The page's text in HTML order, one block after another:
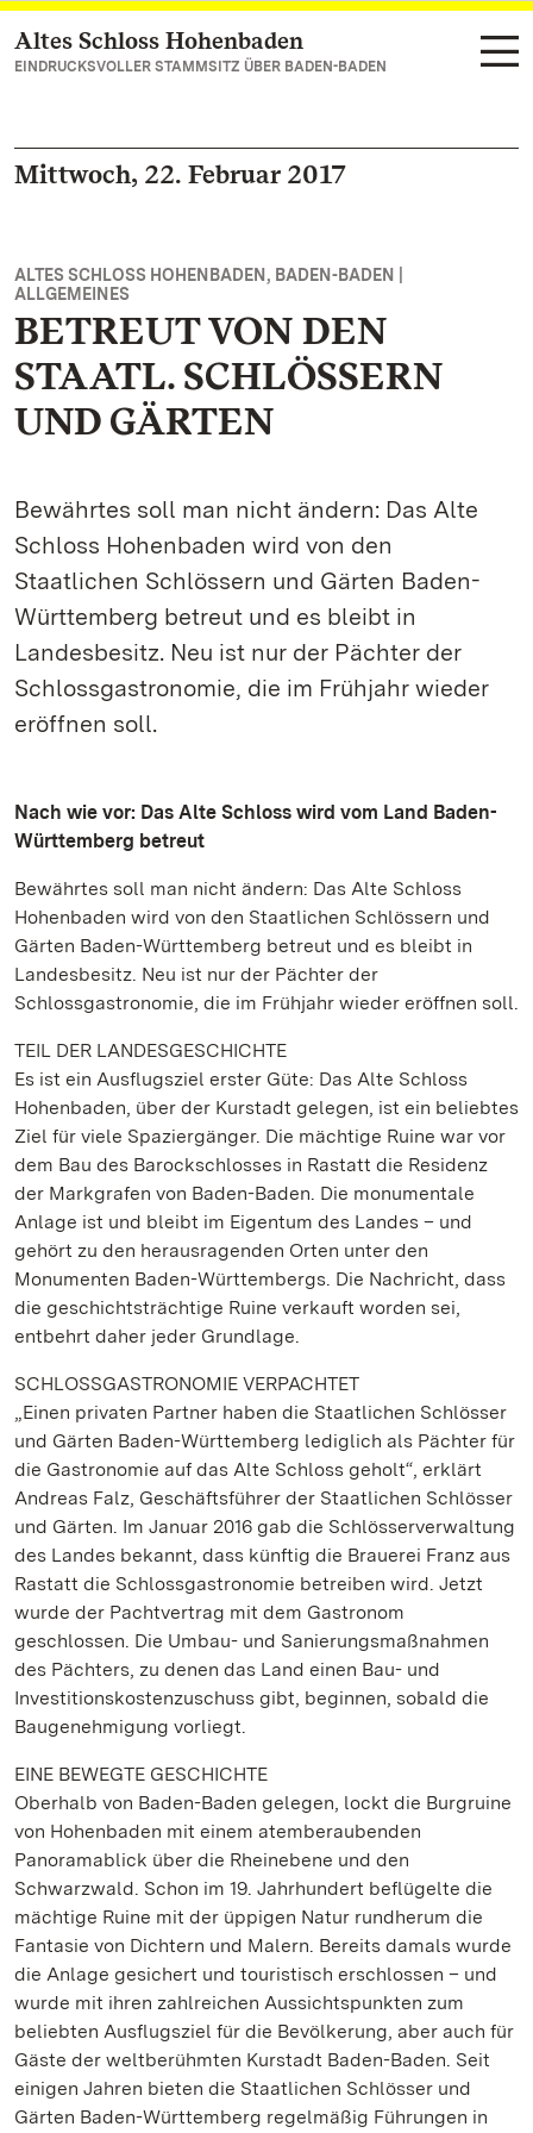
Zum Hauptinhalt springen
Altes Schloss Hohenbaden
EINDRUCKSVOLLER STAMMSITZ ÜBER BADEN-BADEN
Mittwoch, 22. Februar 2017
ALTES SCHLOSS HOHENBADEN, BADEN-BADEN |
ALLGEMEINES
BETREUT VON DEN
STAATL. SCHLÖSSERN
UND GÄRTEN
Bewährtes soll man nicht ändern: Das Alte
Schloss Hohenbaden wird von den
Staatlichen Schlössern und Gärten Baden-
Württemberg betreut und es bleibt in
Landesbesitz. Neu ist nur der Pächter der
Schlossgastronomie, die im Frühjahr wieder
eröffnen soll.
Nach wie vor: Das Alte Schloss wird vom Land Baden-
Württemberg betreut
Bewährtes soll man nicht ändern: Das Alte Schloss
Hohenbaden wird von den Staatlichen Schlössern und
Gärten Baden-Württemberg betreut und es bleibt in
Landesbesitz. Neu ist nur der Pächter der
Schlossgastronomie, die im Frühjahr wieder eröffnen soll.
TEIL DER LANDESGESCHICHTE
Es ist ein Ausflugsziel erster Güte: Das Alte Schloss
Hohenbaden, über der Kurstadt gelegen, ist ein beliebtes
Ziel für viele Spaziergänger. Die mächtige Ruine war vor
dem Bau des Barockschlosses in Rastatt die Residenz
der Markgrafen von Baden-Baden. Die monumentale
Anlage ist und bleibt im Eigentum des Landes – und
gehört zu den herausragenden Orten unter den
Monumenten Baden-Württembergs. Die Nachricht, dass
die geschichtsträchtige Ruine verkauft worden sei,
entbehrt daher jeder Grundlage.
SCHLOSSGASTRONOMIE VERPACHTET
„Einen privaten Partner haben die Staatlichen Schlösser
und Gärten Baden-Württemberg lediglich als Pächter für
die Gastronomie auf das Alte Schloss geholt“, erklärt
Andreas Falz, Geschäftsführer der Staatlichen Schlösser
und Gärten. Im Januar 2016 gab die Schlösserverwaltung
des Landes bekannt, dass künftig die Brauerei Franz aus
Rastatt die Schlossgastronomie betreiben wird. Jetzt
wurde der Pachtvertrag mit dem Gastronom
geschlossen. Die Umbau- und Sanierungsmaßnahmen
des Pächters, zu denen das Land einen Bau- und
Investitionskostenzuschuss gibt, beginnen, sobald die
Baugenehmigung vorliegt.
EINE BEWEGTE GESCHICHTE
Oberhalb von Baden-Baden gelegen, lockt die Burgruine
von Hohenbaden mit einem atemberaubenden
Panoramablick über die Rheinebene und den
Schwarzwald. Schon im 19. Jahrhundert beflügelte die
mächtige Ruine mit der üppigen Natur rundherum die
Fantasie von Dichtern und Malern. Bereits damals wurde
die Anlage gesichert und touristisch erschlossen – und
wurde mit ihren zahlreichen Aussichtspunkten zum
beliebten Ausflugsziel für die Bevölkerung, aber auch für
Gäste der weltberühmten Kurstadt Baden-Baden. Seit
einigen Jahren bieten die Staatlichen Schlösser und
Gärten Baden-Württemberg regelmäßig Führungen in